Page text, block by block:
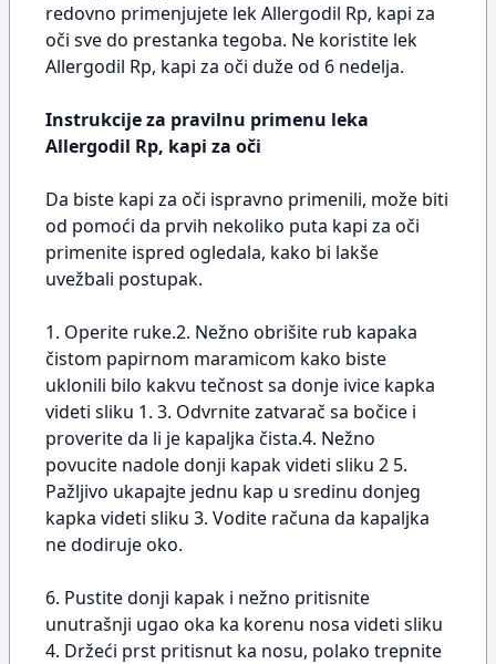
redovno primenjujete lek Allergodil Rp, kapi za
oči sve do prestanka tegoba. Ne koristite lek
Allergodil Rp, kapi za oči duže od 6 nedelja.
Instrukcije za pravilnu primenu leka
Allergodil Rp, kapi za oči
Da biste kapi za oči ispravno primenili, može biti
od pomoći da prvih nekoliko puta kapi za oči
primenite ispred ogledala, kako bi lakše
uvežbali postupak.
1. Operite ruke.2. Nežno obrišite rub kapaka
čistom papirnom maramicom kako biste
uklonili bilo kakvu tečnost sa donje ivice kapka
videti sliku 1. 3. Odvrnite zatvarač sa bočice i
proverite da li je kapaljka čista.4. Nežno
povucite nadole donji kapak videti sliku 2 5.
Pažljivo ukapajte jednu kap u sredinu donjeg
kapka videti sliku 3. Vodite računa da kapaljka
ne dodiruje oko.
6. Pustite donji kapak i nežno pritisnite
unutrašnji ugao oka ka korenu nosa videti sliku
4. Držeći prst pritisnut ka nosu, polako trepnite